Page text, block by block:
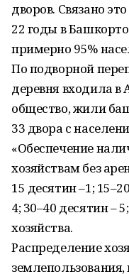
дворов. Связано
22 годы в
примерно 95%
По подворной
деревня входила в
общество, жили
33 двора с
«Обеспечение
хозяйствам без
15 десятин –1;
4; 30–40 десятин –
хозяйства.
Распределение